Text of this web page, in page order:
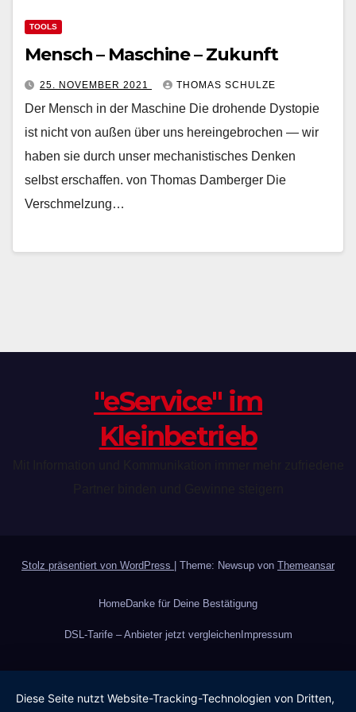
TOOLS
Mensch – Maschine – Zukunft
25. NOVEMBER 2021 THOMAS SCHULZE
Der Mensch in der Maschine Die drohende Dystopie
ist nicht von außen über uns hereingebrochen — wir
haben sie durch unser mechanistisches Denken
selbst erschaffen. von Thomas Damberger Die
Verschmelzung…
"eService" im
Kleinbetrieb
Stolz präsentiert von WordPress Theme: Newsup von Themeansar
HomeDanke für Deine Bestätigung
DSL-Tarife – Anbieter jetzt vergleichenImpressum
Diese Seite nutzt Website-Tracking-Technologien von Dritten,